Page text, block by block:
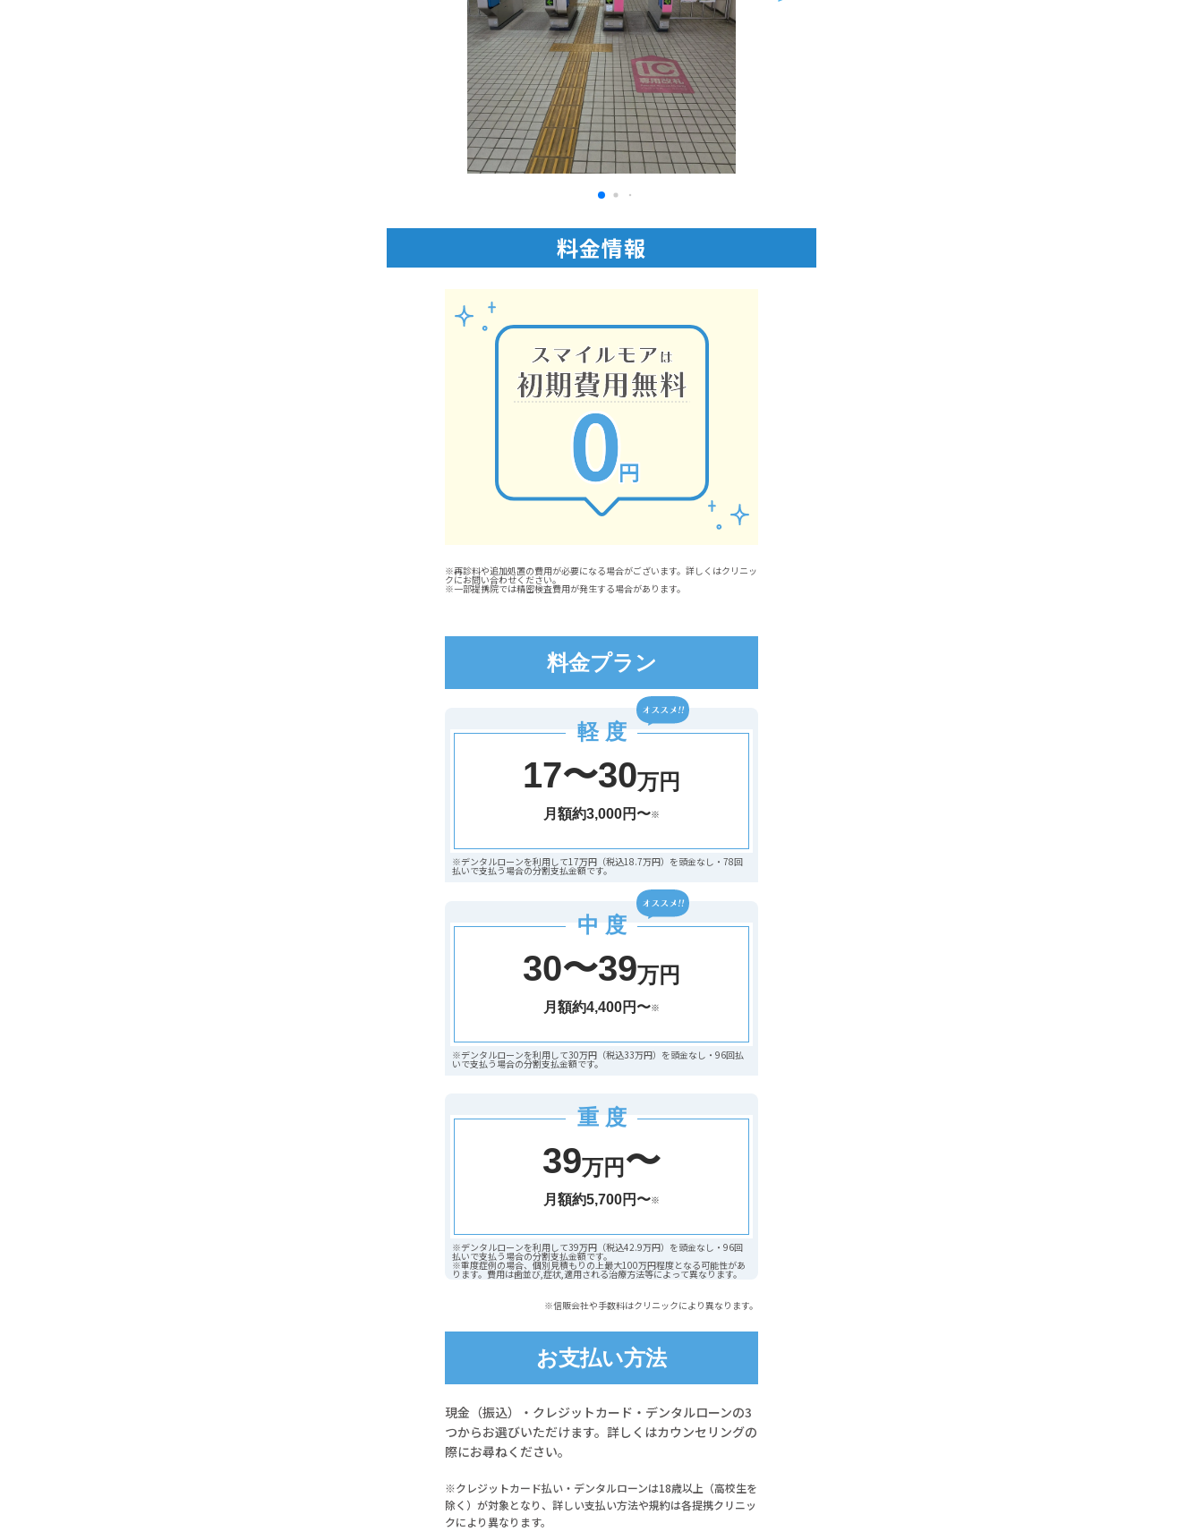
料金情報
※再診料や追加処置の費用が必要になる場合がございます。詳しくはクリニッ
クにお問い合わせください。
※一部提携院では精密検査費用が発生する場合があります。
料金プラン
軽 度
17〜30万円
月額約3,000円〜※
※デンタルローンを利用して17万円（税込18.7万円）を頭金なし・78回
払いで支払う場合の分割支払金額です。
中 度
30〜39万円
月額約4,400円〜※
※デンタルローンを利用して30万円（税込33万円）を頭金なし・96回払
いで支払う場合の分割支払金額です。
重 度
39万円 〜
月額約5,700円〜※
※デンタルローンを利用して39万円（税込42.9万円）を頭金なし・96回
払いで支払う場合の分割支払金額です。
※重度症例の場合、個別見積もりの上最大100万円程度となる可能性があ
ります。費用は歯並び,症状,適用される治療方法等によって異なります。
※信販会社や手数料はクリニックにより異なります。
お支払い方法
現金（振込）・クレジットカード・デンタルローンの3
つからお選びいただけます。詳しくはカウンセリングの
際にお尋ねください。
※クレジットカード払い・デンタルローンは18歳以上（高校生を
除く）が対象となり、詳しい支払い方法や規約は各提携クリニッ
クにより異なります。